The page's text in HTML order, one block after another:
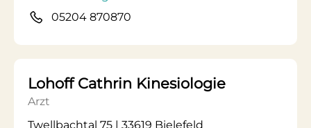
05204 870870
Lohoff Cathrin Kinesiologie
Arzt
Twellbachtal 75 | 33619 Bielefeld